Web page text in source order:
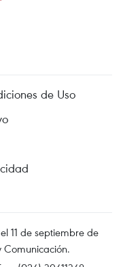
de Uso
11 de septiembre de
Comunicación.